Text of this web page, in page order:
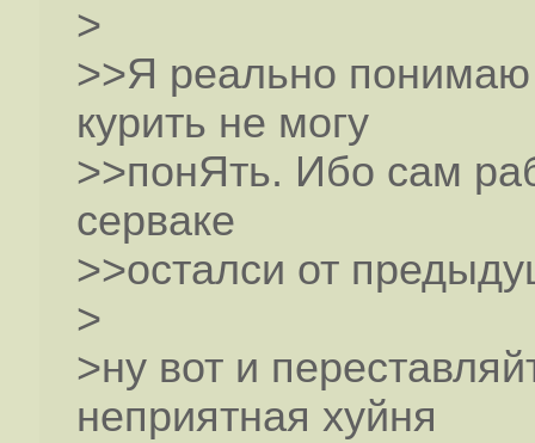
>
>>Я реально
курить не могу
>>понЯть. Ибо сам
серваке
>>осталси от
>
>ну вот и
неприятная хуйня